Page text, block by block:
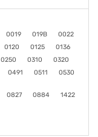
0019 019B
0022
0120 0125
0136
0250 0310
0320
0491 0511 0530
0827 0884 1422